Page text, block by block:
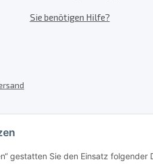
Sie benötigen Hilfe?
gestatten Sie den Einsatz folgender